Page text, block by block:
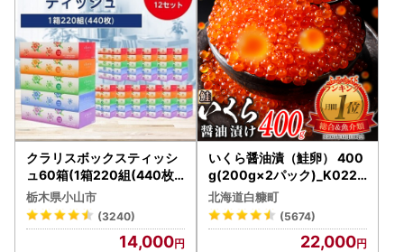
クラリスボックスティッシ
ュ60箱(1箱220組(440枚))
(5個入り×12セット)【配送
不可地域：離島・沖縄県】
【1256759】
栃木県小山市
(3240)
14,000
いくら醤油漬（鮭卵） 400
g(200g×2パック)_K022-
1676
北海道白糠町
(5674)
22,000